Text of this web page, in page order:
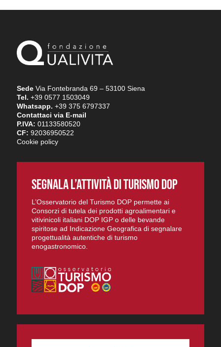
SedeVia Fontebranda 69 – 53100 Siena
Tel. +39 0577 1503049
Whatsapp. +39 375 6797337
Contattaci via E-mail
P.IVA: 01133580520
CF: 92036950522
Cookie policy
SEGNALA L’ATTIVITÀ DI TURISMO DOP
L’Osservatorio del Turismo DOP permette ai
Consorzi di tutela dei prodotti agroalimentari e
vitivinicoli italiani DOP IGP o delle bevande
spiritose ad Indicazione Geografica di segnalare
progettualità autentiche di turismo
enogastronomico.